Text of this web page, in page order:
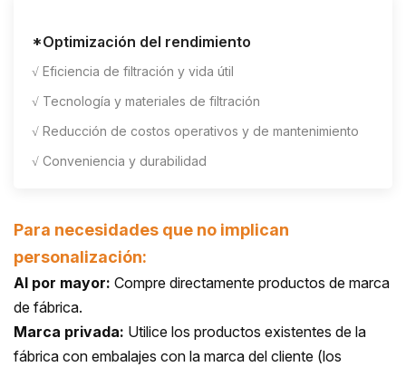
*Optimización del rendimiento
√ Eficiencia de filtración y vida útil
√ Tecnología y materiales de filtración
√ Reducción de costos operativos y de mantenimiento
√ Conveniencia y durabilidad
Para necesidades que no implican
personalización:
Al por mayor: Compre directamente productos de marca
de fábrica.
Marca privada: Utilice los productos existentes de la
fábrica con embalajes con la marca del cliente (los